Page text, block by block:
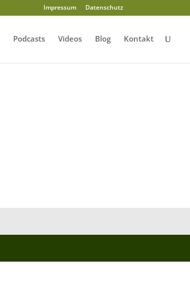
Impressum Datenschutz
Podcasts Videos Blog Kontakt